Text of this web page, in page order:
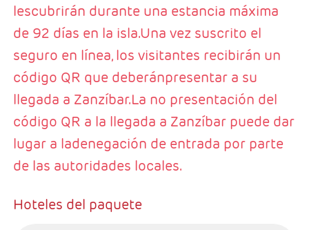
lescubrirán durante una estancia máxima
de 92 días en la isla.Una vez suscrito el
seguro en línea, los visitantes recibirán un
código QR que deberánpresentar a su
llegada a Zanzíbar.La no presentación del
código QR a la llegada a Zanzíbar puede dar
lugar a ladenegación de entrada por parte
de las autoridades locales.
Hoteles del paquete